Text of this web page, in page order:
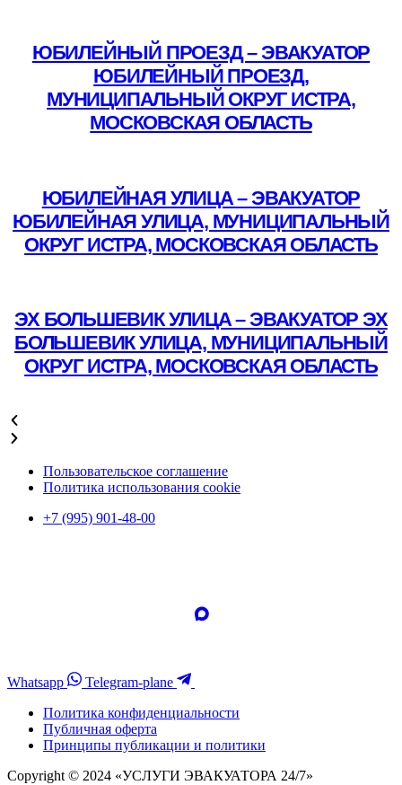
ЮБИЛЕЙНЫЙ ПРОЕЗД – ЭВАКУАТОР
ЮБИЛЕЙНЫЙ ПРОЕЗД,
МУНИЦИПАЛЬНЫЙ ОКРУГ ИСТРА,
МОСКОВСКАЯ ОБЛАСТЬ
ЮБИЛЕЙНАЯ УЛИЦА – ЭВАКУАТОР
ЮБИЛЕЙНАЯ УЛИЦА, МУНИЦИПАЛЬНЫЙ
ОКРУГ ИСТРА, МОСКОВСКАЯ ОБЛАСТЬ
ЭХ БОЛЬШЕВИК УЛИЦА – ЭВАКУАТОР ЭХ
БОЛЬШЕВИК УЛИЦА, МУНИЦИПАЛЬНЫЙ
ОКРУГ ИСТРА, МОСКОВСКАЯ ОБЛАСТЬ
Пользовательское соглашение
Политика использования cookie
+7 (995) 901-48-00
Whatsapp
Telegram-plane
Политика конфиденциальности
Публичная оферта
Принципы публикации и политики
Copyright © 2024 «УСЛУГИ ЭВАКУАТОРА 24/7»